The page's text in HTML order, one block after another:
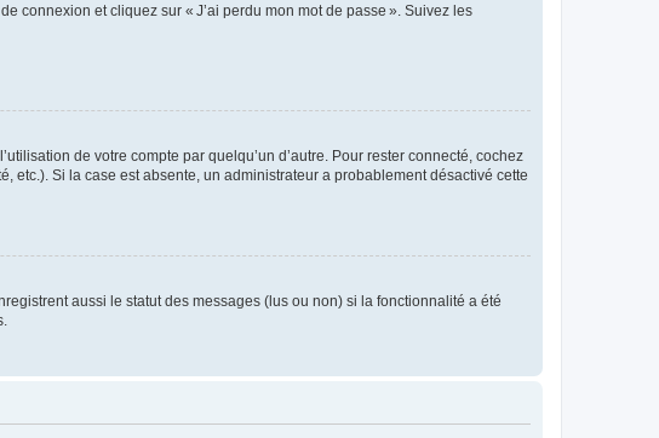
connexion et cliquez sur « J’ai perdu mon mot de passe ». Suivez les
de votre compte par quelqu’un d’autre. Pour rester connecté, cochez
etc.). Si la case est absente, un administrateur a probablement désactivé cette
aussi le statut des messages (lus ou non) si la fonctionnalité a été